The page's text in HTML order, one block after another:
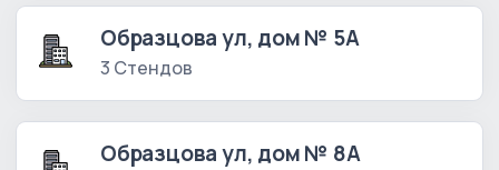
Образцова ул, дом № 5А
3 Стендов
Образцова ул, дом № 8А